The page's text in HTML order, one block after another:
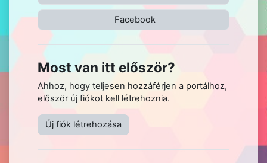
Facebook
Most van itt először?
Ahhoz, hogy teljesen hozzáférjen a portálhoz,
először új fiókot kell létrehoznia.
Új fiók létrehozása